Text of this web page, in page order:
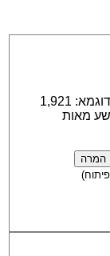
כתבו את המספר אותו יש להפוך למילים, לדוגמא: 1,921
מאות